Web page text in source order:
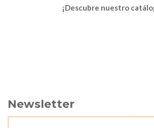
¡Descubre nuestro
Newsletter